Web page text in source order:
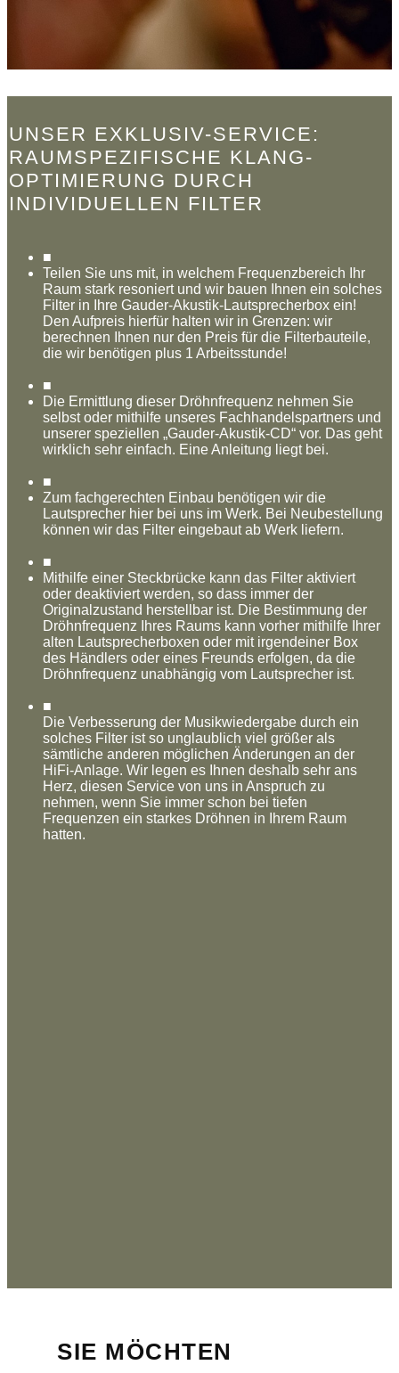
UNSER EXKLUSIV-SERVICE:
RAUMSPEZIFISCHE KLANG-
OPTIMIERUNG DURCH
INDIVIDUELLEN FILTER
■
Teilen Sie uns mit, in welchem Frequenzbereich Ihr
Raum stark resoniert und wir bauen Ihnen ein solches
Filter in Ihre Gauder-Akustik-Lautsprecherbox ein!
Den Aufpreis hierfür halten wir in Grenzen: wir
berechnen Ihnen nur den Preis für die Filterbauteile,
die wir benötigen plus 1 Arbeitsstunde!
■
Die Ermittlung dieser Dröhnfrequenz nehmen Sie
selbst oder mithilfe unseres Fachhandelspartners und
unserer speziellen „Gauder-Akustik-CD“ vor. Das geht
wirklich sehr einfach. Eine Anleitung liegt bei.
■
Zum fachgerechten Einbau benötigen wir die
Lautsprecher hier bei uns im Werk. Bei Neubestellung
können wir das Filter eingebaut ab Werk liefern.
■
Mithilfe einer Steckbrücke kann das Filter aktiviert
oder deaktiviert werden, so dass immer der
Originalzustand herstellbar ist. Die Bestimmung der
Dröhnfrequenz Ihres Raums kann vorher mithilfe Ihrer
alten Lautsprecherboxen oder mit irgendeiner Box
des Händlers oder eines Freunds erfolgen, da die
Dröhnfrequenz unabhängig vom Lautsprecher ist.
■
Die Verbesserung der Musikwiedergabe durch ein
solches Filter ist so unglaublich viel größer als
sämtliche anderen möglichen Änderungen an der
HiFi-Anlage. Wir legen es Ihnen deshalb sehr ans
Herz, diesen Service von uns in Anspruch zu
nehmen, wenn Sie immer schon bei tiefen
Frequenzen ein starkes Dröhnen in Ihrem Raum
hatten.
SIE MÖCHTEN